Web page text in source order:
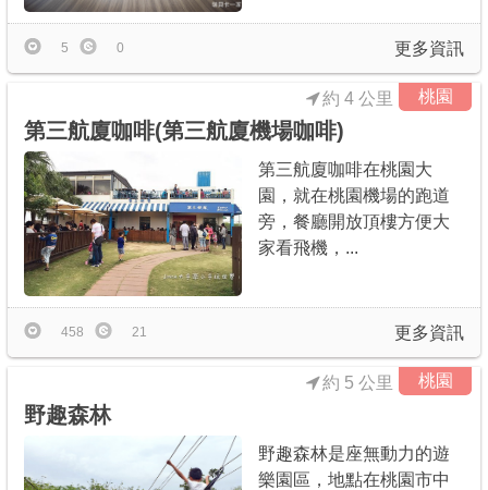
更多資訊
5 0
桃園
第三航廈咖啡(第三航廈機場咖啡)
約 4 公里
第三航廈咖啡在桃園大
園，就在桃園機場的跑道
旁，餐廳開放頂樓方便大
家看飛機，...
更多資訊
458 21
桃園
野趣森林
約 5 公里
野趣森林是座無動力的遊
樂園區，地點在桃園市中